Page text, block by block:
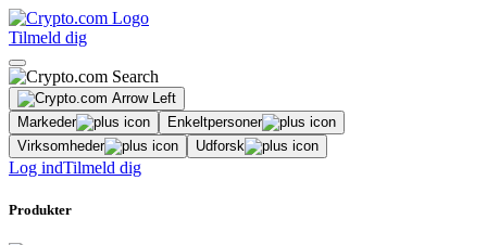
Tilmeld dig
Markeder
Enkeltpersoner
Virksomheder
Udforsk
Log indTilmeld dig
Produkter